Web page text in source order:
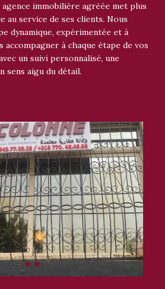
immobilière agréée met plus
au service de ses clients. Nous
dynamique, expérimentée et à
accompagner à chaque étape de vos
un suivi personnalisé, une
sens aigu du détail.